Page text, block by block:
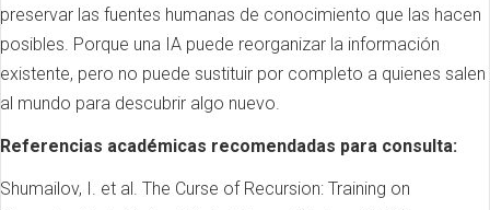
preservar las fuentes humanas de conocimiento que las hacen
posibles. Porque una IA puede reorganizar la información
existente, pero no puede sustituir por completo a quienes salen
al mundo para descubrir algo nuevo.
Referencias académicas recomendadas para consulta:
Shumailov, I. et al. The Curse of Recursion: Training on